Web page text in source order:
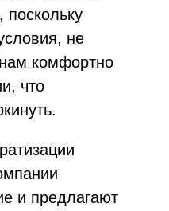
не
комфортно
что
и предлагают